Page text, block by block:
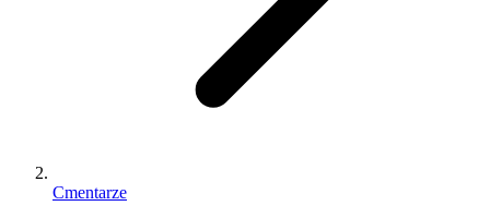
Cmentarze